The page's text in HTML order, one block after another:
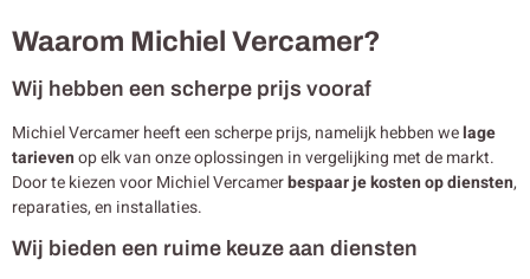
Waarom Michiel Vercamer?
Wij hebben een scherpe prijs vooraf
Michiel Vercamer heeft een scherpe prijs, namelijk hebben welage
tarievenop elk van onze oplossingen in vergelijking met de markt.
Door te kiezen voor Michiel Vercamerbespaar je kosten op diensten,
reparaties, en installaties.
Wij bieden een ruime keuze aan diensten